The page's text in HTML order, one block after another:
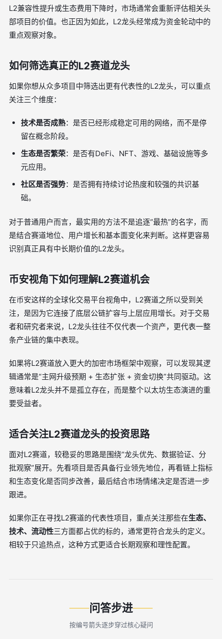
L2兼容性提升或生态费用下降时，市场通常会重新评估相关头
部项目的价值。也正因为如此，L2龙头经常成为资金轮动中的
重点观察对象。
如何筛选真正的L2赛道龙头
如果你想从众多项目中筛选出更有代表性的L2龙头，可以重点
关注三个维度：
技术是否成熟：是否已经形成稳定可用的网络，而不是停
留在概念阶段。
生态是否繁荣：是否有DeFi、NFT、游戏、基础设施等多
元应用。
社区是否强势：是否拥有持续讨论热度和较强的共识基
础。
对于普通用户而言，最实用的方法不是追逐“最热”的名字，而
是结合赛道地位、用户增长和基本面变化来判断。这样更容易
识别真正具有中长期价值的L2龙头。
币安视角下如何理解L2赛道机会
在币安这样的全球化交易平台视角中，L2赛道之所以受到关
注，是因为它连接了底层公链扩容与上层应用增长。对于交易
者和研究者来说，L2龙头往往不仅代表一个资产，更代表一整
条产业链的集中表现。
如果将L2赛道放入更大的加密市场框架中观察，可以发现其逻
辑通常是“主网升级预期 + 生态扩张 + 资金切换”共同驱动。这
意味着L2龙头并不是孤立存在，而是整个以太坊生态演进的重
要受益者。
适合关注L2赛道龙头的投资思路
面对L2赛道，较稳妥的思路是围绕“龙头优先、数据验证、分
批观察”展开。先看项目是否具备行业领先地位，再看链上指标
和生态变化是否同步改善，最后结合市场情绪决定是否进一步
跟进。
如果你正在寻找L2赛道的代表性项目，重点关注那些在生态、
技术、流动性三方面都占优的标的，通常更符合龙头的定义。
相较于只追热点，这种方式更适合长期观察和理性配置。
问答步进
按编号箭头逐步穿过核心疑问